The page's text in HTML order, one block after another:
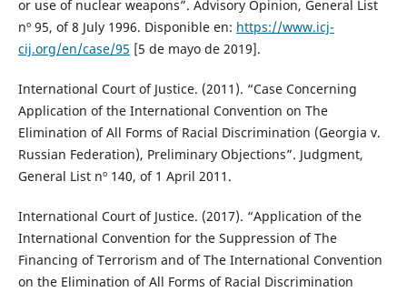
or use of nuclear weapons”. Advisory Opinion, General List
nº 95, of 8 July 1996. Disponible en: https://www.icj-
cij.org/en/case/95 [5 de mayo de 2019].
International Court of Justice. (2011). “Case Concerning
Application of the International Convention on The
Elimination of All Forms of Racial Discrimination (Georgia v.
Russian Federation), Preliminary Objections”. Judgment,
General List nº 140, of 1 April 2011.
International Court of Justice. (2017). “Application of the
International Convention for the Suppression of The
Financing of Terrorism and of The International Convention
on the Elimination of All Forms of Racial Discrimination